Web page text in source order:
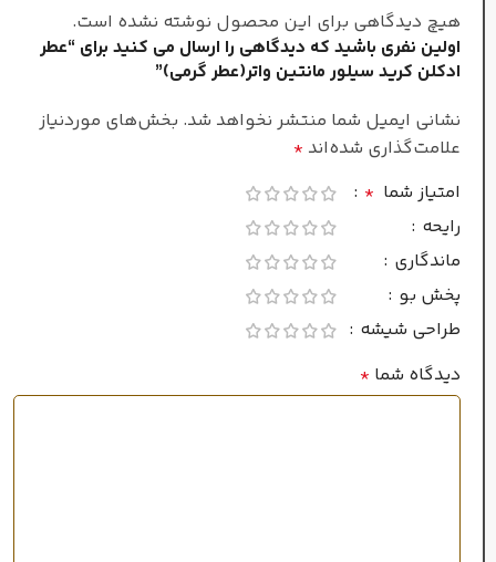
غلظت
اکستریت د پرفیوم
ماندگاری
بسیار طولانی
هیچ دیدگاهی برای این محصول نوشته نشده است.
اولین نفری باشید که دیدگاهی را ارسال می کنید برای “عطر
ادکلن کرید سیلور مانتین واتر(عطر گرمی)”
نشانی ایمیل شما منتشر نخواهد شد. بخش‌های موردنیاز
علامت‌گذاری شده‌اند *
امتیاز شما *
رایحه
ماندگاری
پخش بو
طراحی شیشه
دیدگاه شما *